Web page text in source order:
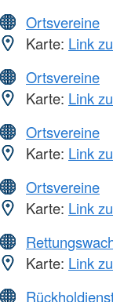
Ortsvereine
Karte: Link
Ortsvereine
Karte: Link
Ortsvereine
Karte: Link
Ortsvereine
Karte: Link
Karte: Link